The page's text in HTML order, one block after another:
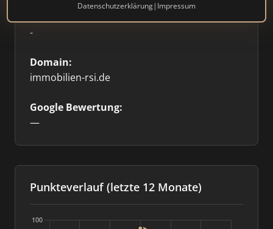
Datenschutzerklärung| Impressum
-
Domain:
immobilien-rsi.de
Google Bewertung:
—
Punkteverlauf (letzte 12 Monate)